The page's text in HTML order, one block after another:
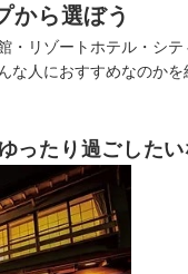
から選ぼう
・リゾートホテル・シ
人におすすめなのかを
ったり過ごした